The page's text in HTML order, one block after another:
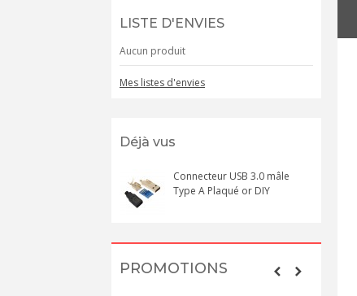
LISTE D'ENVIES
Aucun produit
Mes listes d'envies
Déjà vus
Connecteur USB 3.0 mâle
Type A Plaqué or DIY
PROMOTIONS